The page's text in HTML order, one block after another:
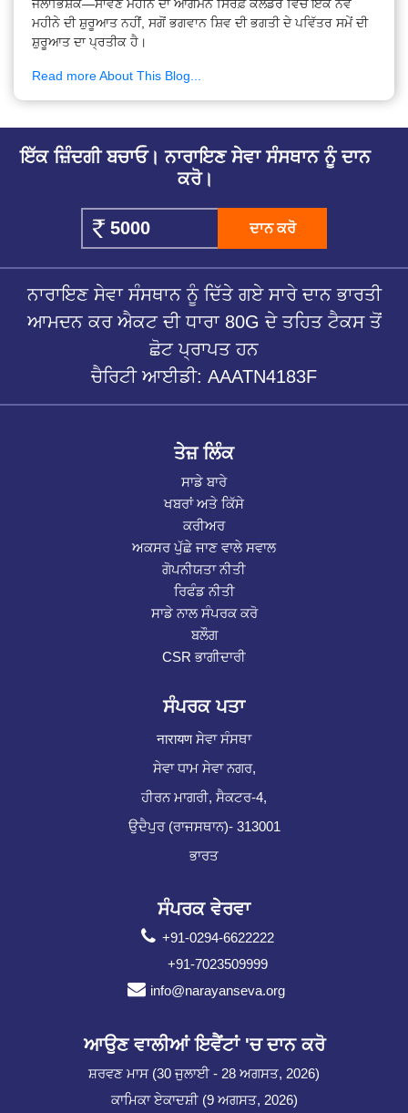
ਜਲਾਭਿਸ਼ੇਕ—ਸਾਵਣ ਮਹੀਨੇ ਦਾ ਆਗਮਨ ਸਿਰਫ਼ ਕੈਲੰਡਰ ਵਿੱਚ ਇੱਕ ਨਵੇਂ
ਮਹੀਨੇ ਦੀ ਸ਼ੁਰੂਆਤ ਨਹੀਂ, ਸਗੋਂ ਭਗਵਾਨ ਸ਼ਿਵ ਦੀ ਭਗਤੀ ਦੇ ਪਵਿੱਤਰ ਸਮੇਂ ਦੀ
ਸ਼ੁਰੂਆਤ ਦਾ ਪ੍ਰਤੀਕ ਹੈ।
Read more About This Blog...
ਇੱਕ ਜ਼ਿੰਦਗੀ ਬਚਾਓ। ਨਾਰਾਇਣ ਸੇਵਾ ਸੰਸਥਾਨ ਨੂੰ ਦਾਨ
ਕਰੋ।
ਦਾਨ ਕਰੋ
ਨਾਰਾਇਣ ਸੇਵਾ ਸੰਸਥਾਨ ਨੂੰ ਦਿੱਤੇ ਗਏ ਸਾਰੇ ਦਾਨ ਭਾਰਤੀ
ਆਮਦਨ ਕਰ ਐਕਟ ਦੀ ਧਾਰਾ 80G ਦੇ ਤਹਿਤ ਟੈਕਸ ਤੋਂ
ਛੋਟ ਪ੍ਰਾਪਤ ਹਨ
ਚੈਰਿਟੀ ਆਈਡੀ: AAATN4183F
ਤੇਜ਼ ਲਿੰਕ
ਸਾਡੇ ਬਾਰੇ
ਖਬਰਾਂ ਅਤੇ ਕਿੱਸੇ
ਕਰੀਅਰ
ਅਕਸਰ ਪੁੱਛੇ ਜਾਣ ਵਾਲੇ ਸਵਾਲ
ਗੋਪਨੀਯਤਾ ਨੀਤੀ
ਰਿਫੰਡ ਨੀਤੀ
ਸਾਡੇ ਨਾਲ ਸੰਪਰਕ ਕਰੋ
ਬਲੌਗ
CSR ਭਾਗੀਦਾਰੀ
ਸੰਪਰਕ ਪਤਾ
नारायण ਸੇਵਾ ਸੰਸਥਾ
ਸੇਵਾ ਧਾਮ ਸੇਵਾ ਨਗਰ,
ਹੀਰਨ ਮਾਗਰੀ, ਸੈਕਟਰ-4,
ਉਦੈਪੁਰ (ਰਾਜਸਥਾਨ)- 313001
ਭਾਰਤ
ਸੰਪਰਕ ਵੇਰਵਾ
+91-0294-6622222
+91-7023509999
info@narayanseva.org
ਆਉਣ ਵਾਲੀਆਂ ਇਵੈਂਟਾਂ 'ਚ ਦਾਨ ਕਰੋ
ਸ਼ਰਵਣ ਮਾਸ (30 ਜੁਲਾਈ - 28 ਅਗਸਤ, 2026)
ਕਾਮਿਕਾ ਏਕਾਦਸ਼ੀ (9 ਅਗਸਤ, 2026)